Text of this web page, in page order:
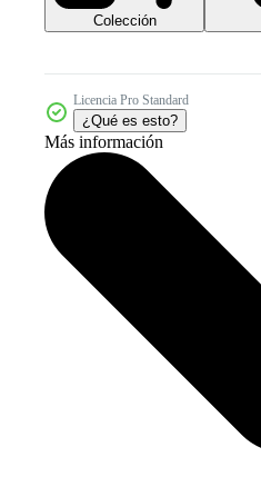
Colección
Licencia Pro Standard
¿Qué es esto?
Más información